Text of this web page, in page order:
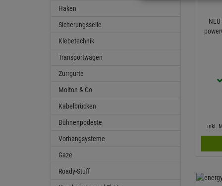
Haken
Sicherungsseile
Klebetechnik
Transportwagen
Zurrgurte
Molton & Co
Kabelbrücken
Bühnenpodeste
Vorhangsysteme
Gaze
Roady-Stuff
inkl.